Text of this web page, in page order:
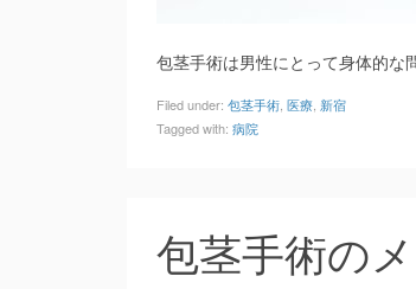
包茎手術は男性にとって身体的な
Filed under: 包茎手術 医療 新宿
Tagged with: 病院
包茎手術の